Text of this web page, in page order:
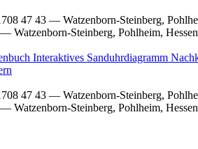
47 43 — Watzenborn-Steinberg,
— Watzenborn-Steinberg, Pohlheim,
Interaktives Sanduhrdiagramm
47 43 — Watzenborn-Steinberg,
— Watzenborn-Steinberg, Pohlheim,